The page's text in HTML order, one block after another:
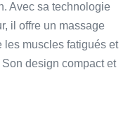
Avec sa technologie
il offre un massage
les muscles fatigués et
design compact et